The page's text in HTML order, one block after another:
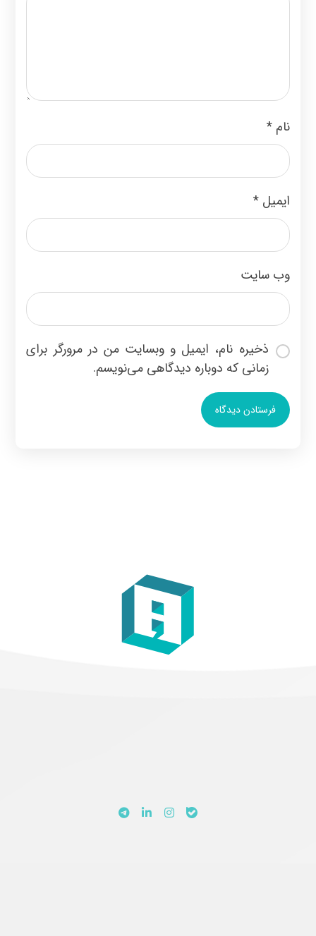
نام*
ایمیل*
وب‌ سایت
ذخیره نام، ایمیل و وبسایت من در مرورگر برای
زمانی که دوباره دیدگاهی می‌نویسم.